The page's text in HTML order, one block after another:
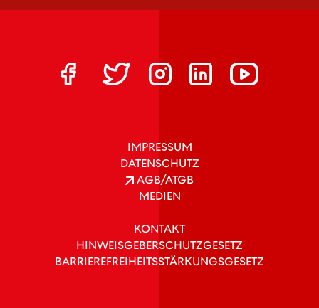
IMPRESSUM
DATENSCHUTZ
AGB/ATGB
MEDIEN
KONTAKT
HINWEISGEBERSCHUTZGESETZ
BARRIEREFREIHEITSSTÄRKUNGSGESETZ